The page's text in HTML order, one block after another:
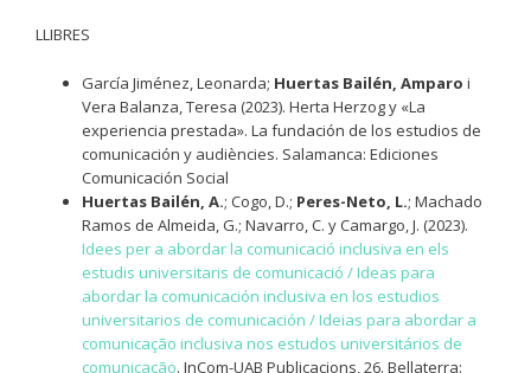
LLIBRES
García Jiménez, Leonarda; Huertas Bailén, Amparo i
Vera Balanza, Teresa (2023). Herta Herzog y «La
experiencia prestada». La fundación de los estudios de
comunicación y audiències. Salamanca: Ediciones
Comunicación Social
Huertas Bailén, A.; Cogo, D.; Peres-Neto, L.; Machado
Ramos de Almeida, G.; Navarro, C. y Camargo, J. (2023).
Idees per a abordar la comunicació inclusiva en els
estudis universitaris de comunicació / Ideas para
abordar la comunicación inclusiva en los estudios
universitarios de comunicación / Ideias para abordar a
comunicação inclusiva nos estudos universitários de
comunicação. InCom-UAB Publicacions, 26. Bellaterra: